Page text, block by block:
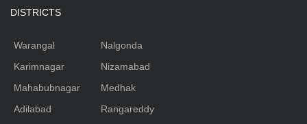
DISTRICTS
Warangal
Karimnagar
Mahabubnagar
Adilabad
Nalgonda
Nizamabad
Medhak
Rangareddy